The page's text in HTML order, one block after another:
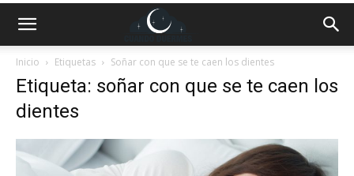
Inicio Etiquetas Soñar con que se te caen los dientes
Etiqueta: soñar con que se te caen los
dientes